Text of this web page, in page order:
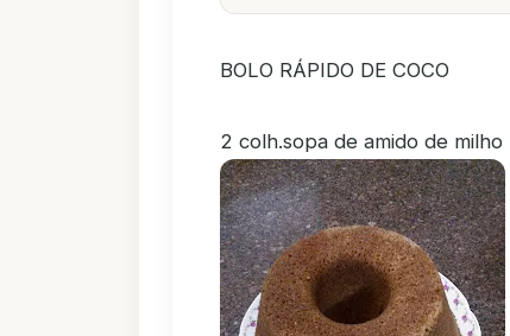
BOLO RÁPIDO DE COCO
2 colh.sopa de amido de milho